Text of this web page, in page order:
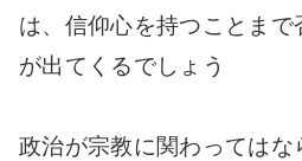
は、信仰心を持つことま
が出てくるでしょう
政治が宗教に関わってはな